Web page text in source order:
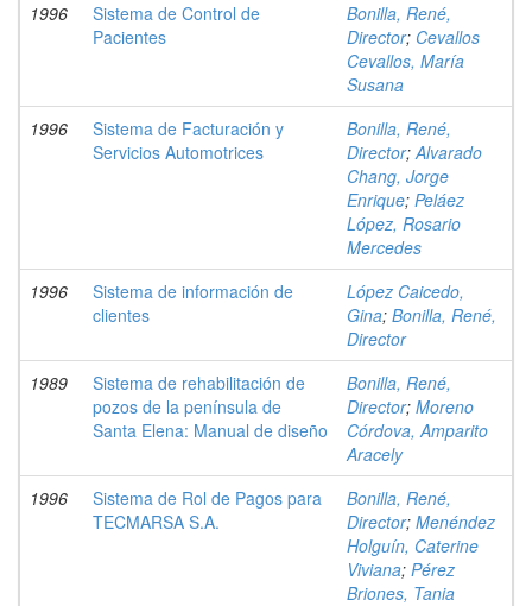
1996
Sistema de Control de
Pacientes
Bonilla, René,
Director; Cevallos
Cevallos, María
Susana
1996
Sistema de Facturación y
Servicios Automotrices
Bonilla, René,
Director;Alvarado
Chang, Jorge
Enrique; Peláez
López, Rosario
Mercedes
1996
Sistema de información de
clientes
López Caicedo,
Gina; Bonilla, René,
Director
1989
Sistema de rehabilitación de
pozos de la península de
Santa Elena: Manual de diseño
Bonilla, René,
Director; Moreno
Córdova, Amparito
Aracely
1996
Sistema de Rol de Pagos para
TECMARSA S.A.
Bonilla, René,
Director; Menéndez
Holguín, Caterine
Viviana; Pérez
Briones, Tania